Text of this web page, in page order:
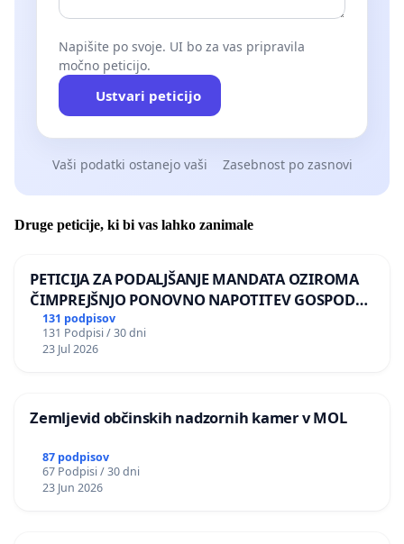
Napišite po svoje. UI bo za vas pripravila
močno peticijo.
Ustvari peticijo
Vaši podatki ostanejo vaši Zasebnost po zasnovi
Druge peticije, ki bi vas lahko zanimale
PETICIJA ZA PODALJŠANJE MANDATA OZIROMA
ČIMPREJŠNJO PONOVNO NAPOTITEV GOSPODA
BERNARDA ŠRAJNERJA NA VELEPOSLANIŠTVO
REPUBLIKE SLOVENIJE V MOSKVI
131 podpisov
131 Podpisi / 30 dni
23 Jul 2026
Zemljevid občinskih nadzornih kamer v MOL
87 podpisov
67 Podpisi / 30 dni
23 Jun 2026